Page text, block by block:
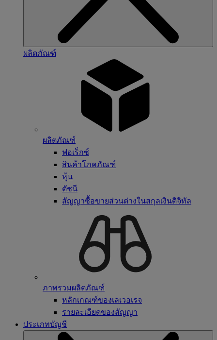
ผลิตภัณฑ์
ผลิตภัณฑ์
ฟอเร็กซ์
สินค้าโภคภัณฑ์
หุ้น
ดัชนี
สัญญาซื้อขายส่วนต่างในสกุลเงินดิจิทัล
ภาพรวมผลิตภัณฑ์
หลักเกณฑ์ของเลเวอเรจ
รายละเอียดของสัญญา
ประเภทบัญชี